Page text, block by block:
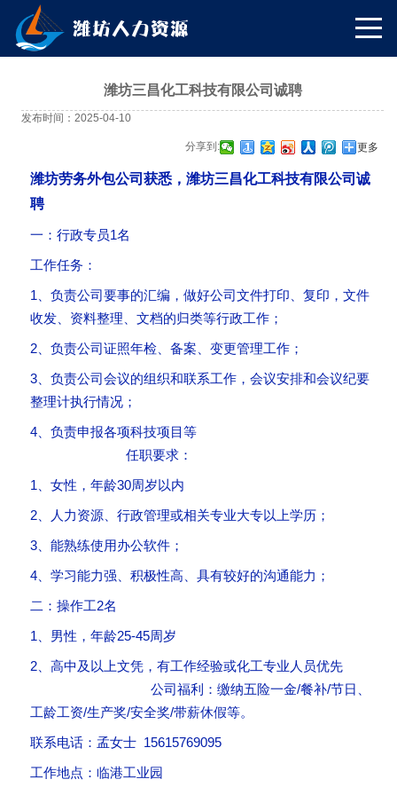
潍坊三昌化工科技有限公司诚聘
发布时间：2025-04-10
分享到: 更多
潍坊劳务外包公司获悉，潍坊三昌化工科技有限公司诚
聘
一：行政专员1名
工作任务：
1、负责公司要事的汇编，做好公司文件打印、复印，文件
收发、资料整理、文档的归类等行政工作；
2、负责公司证照年检、备案、变更管理工作；
3、负责公司会议的组织和联系工作，会议安排和会议纪要
整理计执行情况；
4、负责申报各项科技项目等
任职要求：
1、女性，年龄30周岁以内
2、人力资源、行政管理或相关专业大专以上学历；
3、能熟练使用办公软件；
4、学习能力强、积极性高、具有较好的沟通能力；
二：操作工2名
1、男性，年龄25-45周岁
2、高中及以上文凭，有工作经验或化工专业人员优先
公司福利：缴纳五险一金/餐补/节日、
工龄工资/生产奖/安全奖/带薪休假等。
联系电话：孟女士 15615769095
工作地点：临港工业园